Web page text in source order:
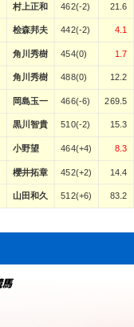
村上正和 462(-2) 21.6
桧森邦夫 442(-2) 4.1
角川秀樹 454(0) 1.7
角川秀樹 488(0) 12.2
岡島玉一 466(-6) 269.5
黒川智貴 510(-2) 15.3
小野望 464(+4) 8.3
櫻井拓章 452(+2) 14.4
山田和久 512(+6) 83.2